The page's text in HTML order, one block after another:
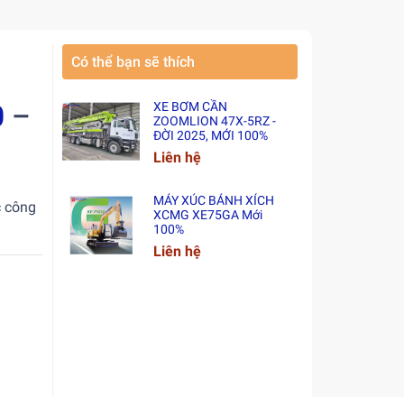
–
công
Có thể bạn sẽ thích
XE BƠM CẦN
ZOOMLION 47X-5RZ -
ĐỜI 2025, MỚI 100%
Liên hệ
MÁY XÚC BÁNH XÍCH
XCMG XE75GA Mới
100%
Liên hệ